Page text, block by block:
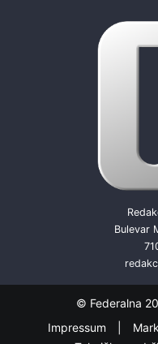
Bulevar
© Federalna
Impressum